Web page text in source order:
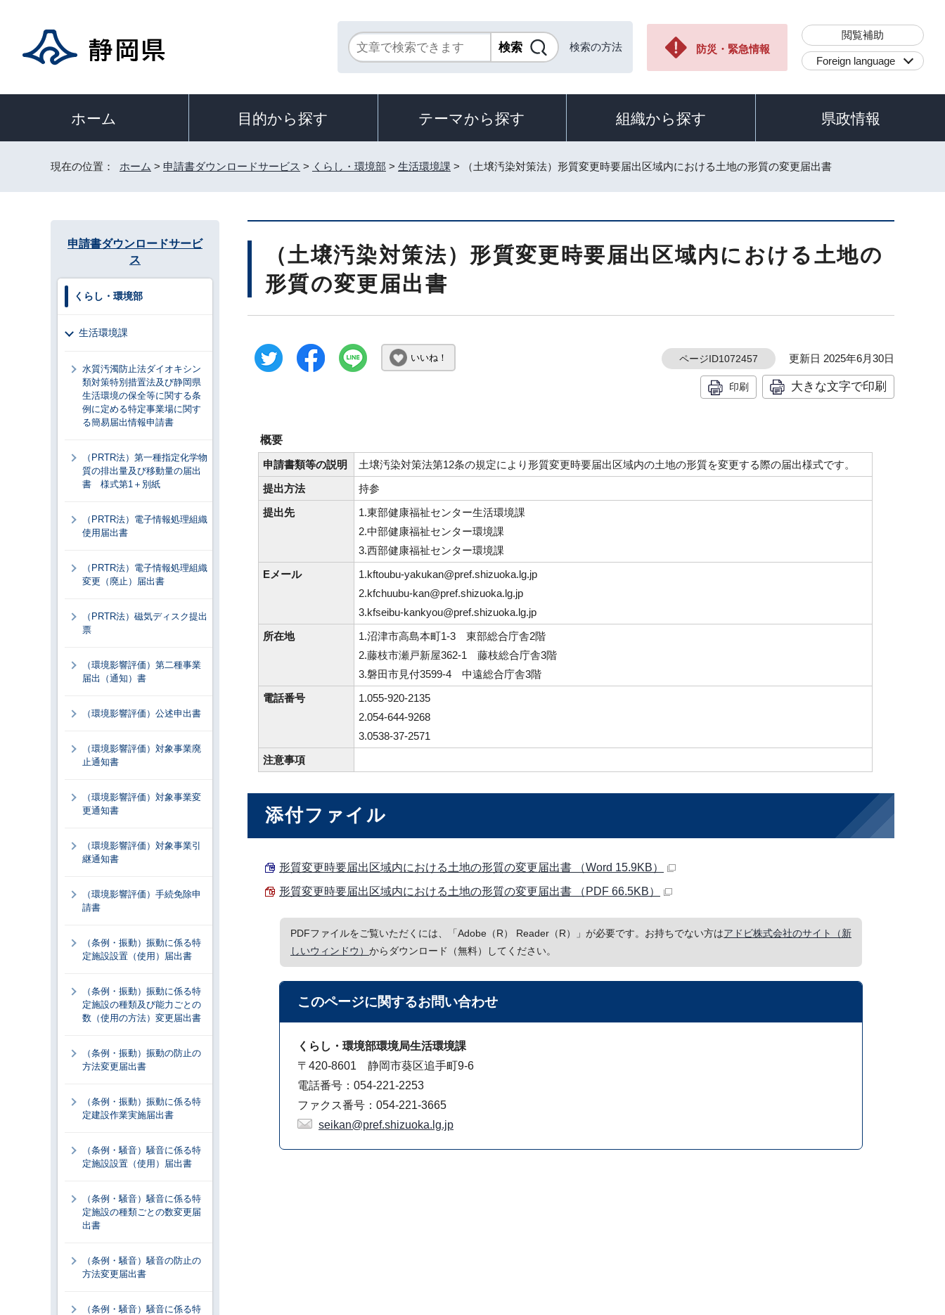
検索の方法 防災・緊急情報
閲覧補助
Foreign language
ホーム 目的から探す テーマから探す 組織から探す 県政情報
現在の位置： ホーム > 申請書ダウンロードサービス > くらし・環境部 > 生活環境課 > （土壌汚染対策法）形質変更時要届出区域内における土地の形質の変更届出書
（土壌汚染対策法）形質変更時要届出区域内における土地の
形質の変更届出書
いいね！ ページID1072457 更新日 2025年6月30日
印刷 大きな文字で印刷
概要
申請書類等の説明
土壌汚染対策法第12条の規定により形質変更時要届出区域内の土地の形質を変更する際の届出様式です。
提出方法
持参
提出先
1.東部健康福祉センター生活環境課
2.中部健康福祉センター環境課
3.西部健康福祉センター環境課
Eメール
1.kftoubu-yakukan@pref.shizuoka.lg.jp
2.kfchuubu-kan@pref.shizuoka.lg.jp
3.kfseibu-kankyou@pref.shizuoka.lg.jp
所在地
1.沼津市高島本町1-3 東部総合庁舎2階
2.藤枝市瀬戸新屋362-1 藤枝総合庁舎3階
3.磐田市見付3599-4 中遠総合庁舎3階
電話番号
1.055-920-2135
2.054-644-9268
3.0538-37-2571
注意事項
添付ファイル
形質変更時要届出区域内における土地の形質の変更届出書 （Word 15.9KB）
形質変更時要届出区域内における土地の形質の変更届出書 （PDF 66.5KB）
PDFファイルをご覧いただくには、「Adobe（R） Reader（R）」が必要です。お持ちでない方はアドビ株式会社のサイト（新
しいウィンドウ） からダウンロード（無料）してください。
このページに関するお問い合わせ
くらし・環境部環境局生活環境課
〒420-8601 静岡市葵区追手町9-6
電話番号：054-221-2253
ファクス番号：054-221-3665
seikan@pref.shizuoka.lg.jp
申請書ダウンロードサービ
ス
くらし・環境部
生活環境課
水質汚濁防止法ダイオキシン
類対策特別措置法及び静岡県
生活環境の保全等に関する条
例に定める特定事業場に関す
る簡易届出情報申請書
（PRTR法）第一種指定化学物
質の排出量及び移動量の届出
書 様式第1＋別紙
（PRTR法）電子情報処理組織
使用届出書
（PRTR法）電子情報処理組織
変更（廃止）届出書
（PRTR法）磁気ディスク提出
票
（環境影響評価）第二種事業
届出（通知）書
（環境影響評価）公述申出書
（環境影響評価）対象事業廃
止通知書
（環境影響評価）対象事業変
更通知書
（環境影響評価）対象事業引
継通知書
（環境影響評価）手続免除申
請書
（条例・振動）振動に係る特
定施設設置（使用）届出書
（条例・振動）振動に係る特
定施設の種類及び能力ごとの
数（使用の方法）変更届出書
（条例・振動）振動の防止の
方法変更届出書
（条例・振動）振動に係る特
定建設作業実施届出書
（条例・騒音）騒音に係る特
定施設設置（使用）届出書
（条例・騒音）騒音に係る特
定施設の種類ごとの数変更届
出書
（条例・騒音）騒音の防止の
方法変更届出書
（条例・騒音）騒音に係る特